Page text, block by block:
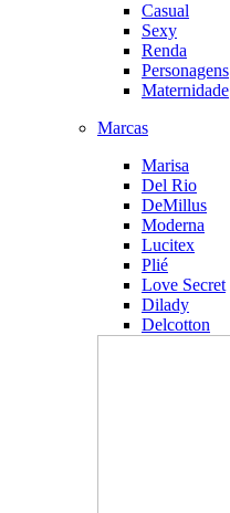
Casual
Sexy
Renda
Personagens
Maternidade
Marcas
Marisa
Del Rio
DeMillus
Moderna
Lucitex
Plié
Love Secret
Dilady
Delcotton